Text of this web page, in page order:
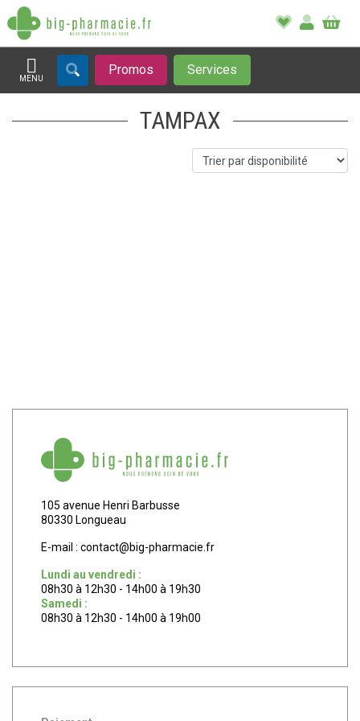
MENU
Afficher la navigation
Promos Services
TAMPAX
105 avenue Henri Barbusse
80330 Longueau
E-mail : contact@big-pharmacie.fr
Lundi au vendredi :
08h30 à 12h30 - 14h00 à 19h30
Samedi :
08h30 à 12h30 - 14h00 à 19h00